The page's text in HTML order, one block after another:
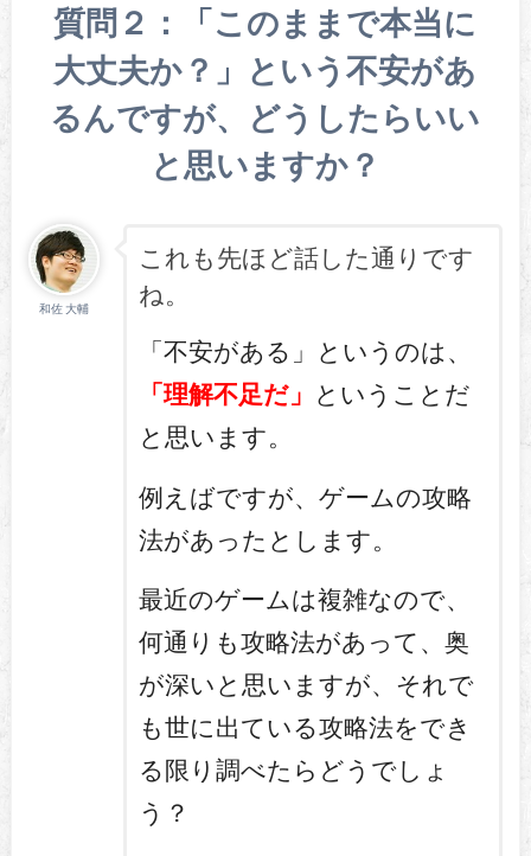
質問２：「このままで本当に
大丈夫か？」という不安があ
るんですが、どうしたらいい
と思いますか？
和佐 大輔
これも先ほど話した通りです
ね。
「不安がある」というのは、
「理解不足だ」 ということだ
と思います。
例えばですが、ゲームの攻略
法があったとします。
最近のゲームは複雑なので、
何通りも攻略法があって、奥
が深いと思いますが、それで
も世に出ている攻略法をでき
る限り調べたらどうでしょ
う？